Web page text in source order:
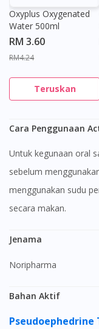
Oxyplus Oxygenated
Water 500ml
RM 3.60
RM4.24
Teruskan
Cara Penggunaan
Untuk kegunaan oral sahaja. Periksa label untuk melihat arahan
sebelum
menggunakan sudu
secara makan.
Jenama
Noripharma
Bahan Aktif
Pseudoephedrine